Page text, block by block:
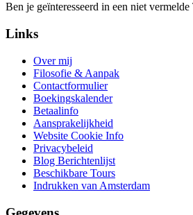
Ben je geïnteresseerd in een niet
Links
Over mij
Filosofie & Aanpak
Contactformulier
Boekingskalender
Betaalinfo
Aansprakelijkheid
Website Cookie Info
Privacybeleid
Blog Berichtenlijst
Beschikbare Tours
Indrukken van Amsterdam